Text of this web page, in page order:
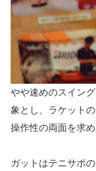
やや速めのスイン
象とし、ラケット
操作性の両面を求
ガットはテニサポ